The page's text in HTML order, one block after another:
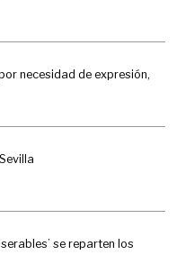
necesidad de expresión,
se reparten los